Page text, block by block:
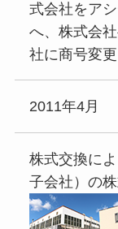
式会社をア
へ、株式会
社に商号変更
2011年4月
株式交換に
子会社）の